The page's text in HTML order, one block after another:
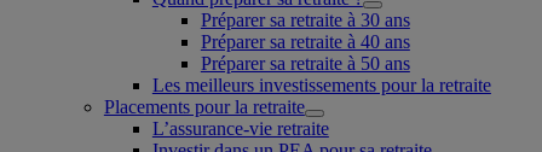
Préparer sa retraite à 30 ans
Préparer sa retraite à 40 ans
Préparer sa retraite à 50 ans
Les meilleurs investissements pour la retraite
Placements pour la retraite
L’assurance-vie retraite